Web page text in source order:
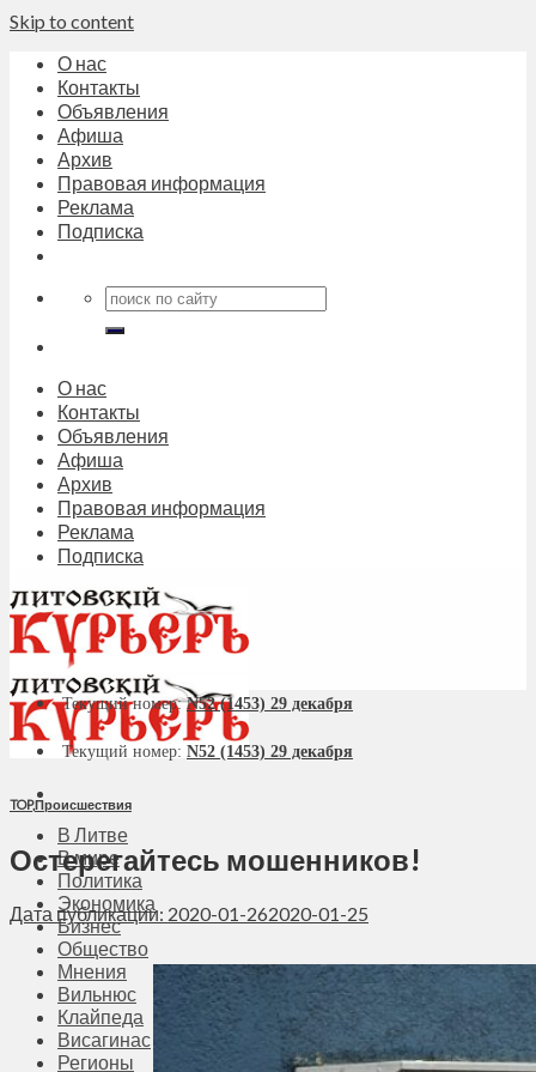
Skip to content
О нас
Контакты
Объявления
Афиша
Архив
Правовая информация
Реклама
Подписка
О нас
Контакты
Объявления
Афиша
Архив
Правовая информация
Реклама
Подписка
В Литве
В мире
Политика
Экономика
Бизнес
Общество
Мнения
Вильнюс
Клайпеда
Висагинас
Регионы
Текущий номер:N52 (1453) 29 декабря
Текущий номер: N52 (1453) 29 декабря
TOP,Происшествия
Остерегайтесь мошенников!
Дата публикации: 2020-01-262020-01-25